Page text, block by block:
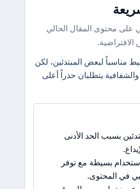
محتوى المقال الحالي
مناسباً لبعض المبتدئين، لكن
يتطلبان حذراً أعلى
بسبب الحد الأدنى
بسيطة مع توفر
في المحتوى.